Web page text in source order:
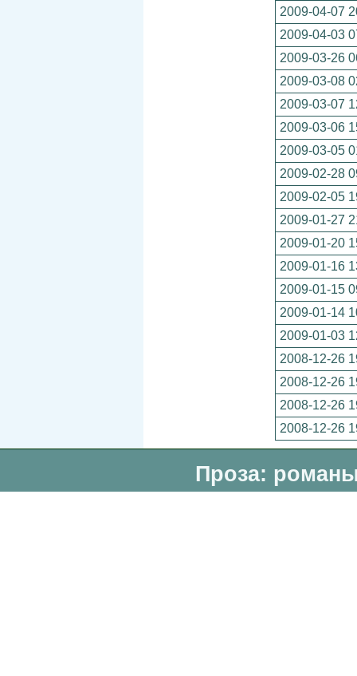
2009-04-07
2009-04-03
2009-03-26
2009-03-08
2009-03-07
2009-03-06
2009-03-05
2009-02-28
2009-02-05
2009-01-27
2009-01-20
2009-01-16
2009-01-15
2009-01-14
2009-01-03
2008-12-26
2008-12-26
2008-12-26
2008-12-26
Проза: